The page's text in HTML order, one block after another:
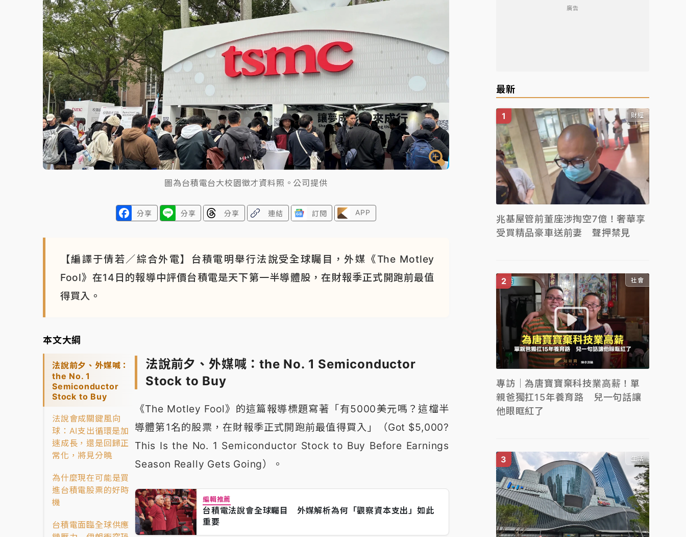
台東農業處長涉圖利渡假村！東檢抗告成功 今重開羈押庭
父親節泡湯了！中颱白海豚雨彈轟3天 「紅到發紫」降雨熱區曝
圖為台積電台大校園徵才資料照。公司提供
分享 分享 分享 連結 訂閱 APP
【編譯于倩若／綜合外電】台積電明舉行法說受全球矚目，外媒《The Motley
Fool》在14日的報導中評價台積電是天下第一半導體股，在財報季正式開跑前最值
得買入。
本文大綱
法說前夕、外媒喊：
the No. 1
Semiconductor
Stock to Buy
法說會成關鍵風向
球：AI支出循環是加
速成長，還是回歸正
常化，將見分曉
為什麼現在可能是買
進台積電股票的好時
機
台積電面臨全球供應
法說前夕、外媒喊：the No. 1 Semiconductor
Stock to Buy
《The Motley Fool》的這篇報導標題寫著「有5000美元嗎？這檔半
導體第1名的股票，在財報季正式開跑前最值得買入」（Got $5,000?
This Is the No. 1 Semiconductor Stock to Buy Before Earnings
Season Really Gets Going）。
編輯推薦
台積電法說會全球矚目 外媒解析為何「觀察資本支出」如此
重要
廣告
最新
財經
兆基屋管前董座涉掏空7億！奢華享
受買精品豪車送前妻 聲押禁見
社會
專訪｜為唐寶寶棄科技業高薪！單
親爸獨扛15年養育路 兒一句話讓
他眼眶紅了
生活